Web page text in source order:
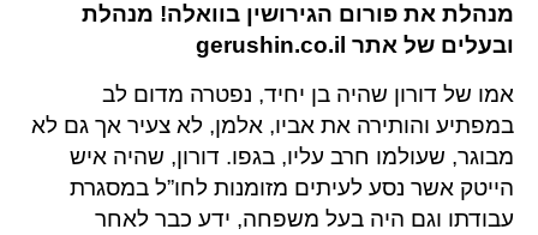
מנהלת את פורום הגירושין בוואלה! מנהלת
ובעלים של אתר gerushin.co.il
אמו של דורון שהיה בן יחיד, נפטרה מדום לב
במפתיע והותירה את אביו, אלמן, לא צעיר אך גם לא
מבוגר, שעולמו חרב עליו, בגפו. דורון, שהיה איש
הייטק אשר נסע לעיתים מזומנות לחו”ל במסגרת
עבודתו וגם היה בעל משפחה, ידע כבר לאחר